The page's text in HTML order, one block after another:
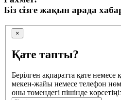
Біз сізге жақын арада
×
Қате тапты?
Берілген ақпаратта қате немесе
мекен-жайы немесе телефон
оны төмендегі пішінде